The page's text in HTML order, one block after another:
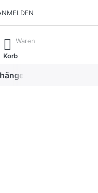
Eingabetaste, um alle
Waren
Korb